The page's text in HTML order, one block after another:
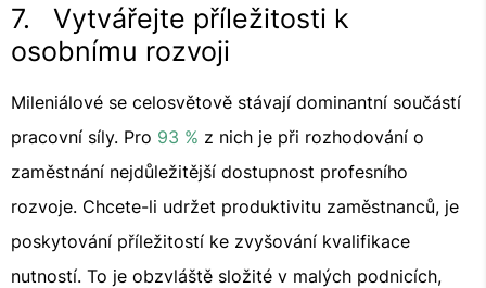
7. Vytvářejte příležitosti k
osobnímu rozvoji
Mileniálové se celosvětově stávají dominantní součástí
pracovní síly. Pro 93 % z nich je při rozhodování o
zaměstnání nejdůležitější dostupnost profesního
rozvoje. Chcete-li udržet produktivitu zaměstnanců, je
poskytování příležitostí ke zvyšování kvalifikace
nutností. To je obzvláště složité v malých podnicích,